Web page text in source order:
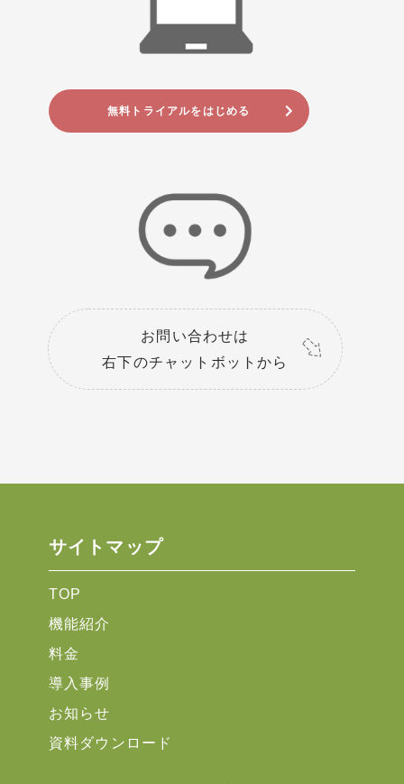
無料トライアルをはじめる
お問い合わせは
右下のチャットボットから
サイトマップ
TOP
機能紹介
料金
導入事例
お知らせ
資料ダウンロード